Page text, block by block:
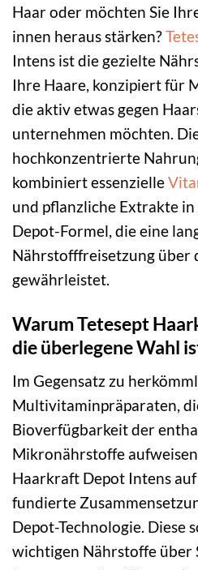
Haar oder möchten Sie
innen heraus stärken?
Intens ist die gezielte
Ihre Haare, konzipiert für
die aktiv etwas gegen
unternehmen möchten.
hochkonzentrierte
kombiniert essenzielle
und pflanzliche Extrakte
Depot-Formel, die eine
Nährstofffreisetzung über
gewährleistet.
Warum Tetesept
die überlegene Wahl
Im Gegensatz zu
Multivitaminpräparaten,
Bioverfügbarkeit der
Mikronährstoffe
Haarkraft Depot Intens
fundierte
Depot-Technologie. Diese
wichtigen Nährstoffe über